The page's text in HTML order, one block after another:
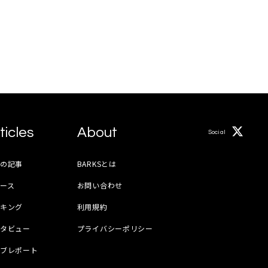
記事
ス
ング
ビュー
レポート
About
BARKSとは
お問い合わせ
利用規約
プライバシーポリシー
Social